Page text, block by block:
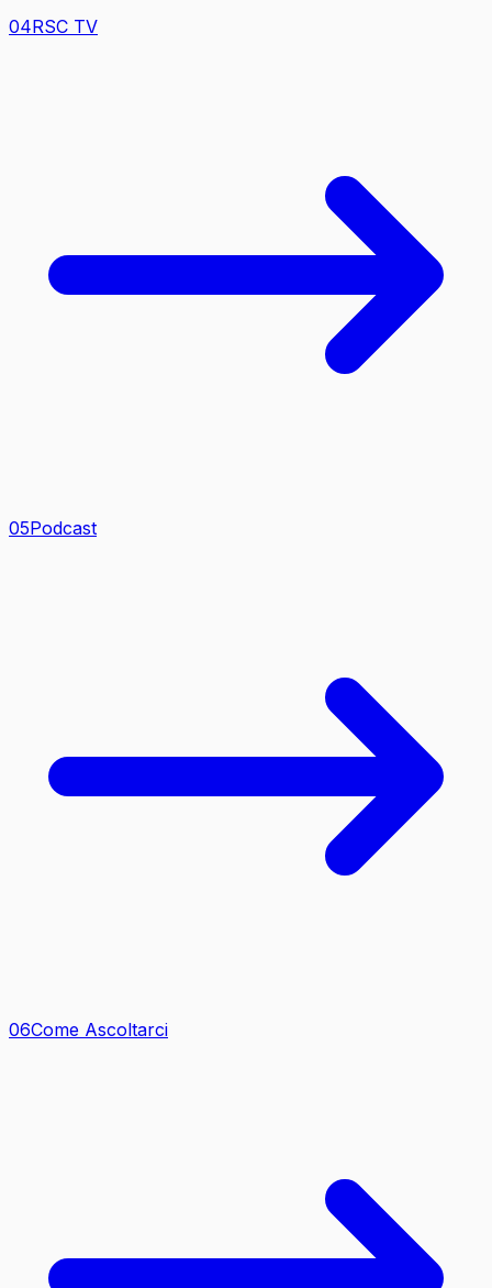
04RSC TV
05Podcast
06Come Ascoltarci